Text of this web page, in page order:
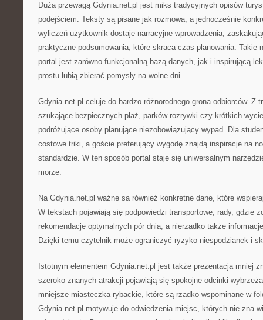
Dużą przewagą Gdynia.net.pl jest miks tradycyjnych opisów
podejściem. Teksty są pisane jak rozmowa, a jednocześnie
wyliczeń użytkownik dostaje narracyjne wprowadzenia,
praktyczne podsumowania, które skraca czas planowania. Takie
portal jest zarówno funkcjonalną bazą danych, jak i inspirującą
prostu lubią zbierać pomysły na wolne dni.
Gdynia.net.pl celuje do bardzo różnorodnego grona odbiorców. Z
szukające bezpiecznych plaż, parków rozrywki czy krótkich
podróżujące osoby planujące niezobowiązujący wypad. Dla
costowe triki, a goście preferujący wygodę znajdą inspiracje na
standardzie. W ten sposób portal staje się uniwersalnym
morze.
Na Gdynia.net.pl ważne są również konkretne dane, które
W tekstach pojawiają się podpowiedzi transportowe, rady, gdzie
rekomendacje optymalnych pór dnia, a nierzadko także
Dzięki temu czytelnik może ograniczyć ryzyko niespodzianek i
Istotnym elementem Gdynia.net.pl jest także prezentacja mniej
szeroko znanych atrakcji pojawiają się spokojne odcinki
mniejsze miasteczka rybackie, które są rzadko wspominane w
Gdynia.net.pl motywuje do odwiedzenia miejsc, których nie zna